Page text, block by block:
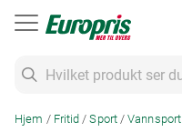
Hjem Fritid Sport Vannsport